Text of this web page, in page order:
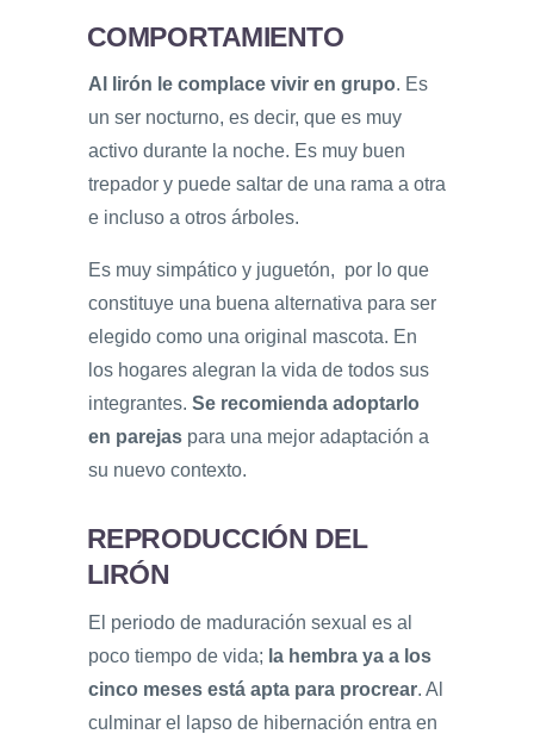
COMPORTAMIENTO
Al lirón le complace vivir en grupo. Es
un ser nocturno, es decir, que es muy
activo durante la noche. Es muy buen
trepador y puede saltar de una rama a otra
e incluso a otros árboles.
Es muy simpático y juguetón, por lo que
constituye una buena alternativa para ser
elegido como una original mascota. En
los hogares alegran la vida de todos sus
integrantes. Se recomienda adoptarlo
en parejas para una mejor adaptación a
su nuevo contexto.
REPRODUCCIÓN DEL
LIRÓN
El periodo de maduración sexual es al
poco tiempo de vida; la hembra ya a los
cinco meses está apta para procrear. Al
culminar el lapso de hibernación entra en